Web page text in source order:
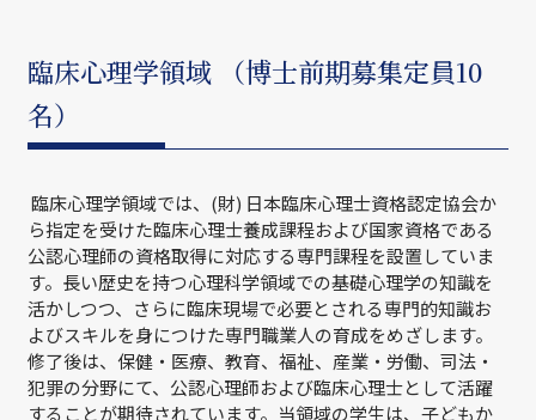
臨床心理学領域 （博士前期募集定員10
名）
臨床心理学領域では、(財) 日本臨床心理士資格認定協会か
ら指定を受けた臨床心理士養成課程および国家資格である
公認心理師の資格取得に対応する専門課程を設置していま
す。長い歴史を持つ心理科学領域での基礎心理学の知識を
活かしつつ、さらに臨床現場で必要とされる専門的知識お
よびスキルを身につけた専門職業人の育成をめざします。
修了後は、保健・医療、教育、福祉、産業・労働、司法・
犯罪の分野にて、公認心理師および臨床心理士として活躍
することが期待されています。当領域の学生は、子どもか